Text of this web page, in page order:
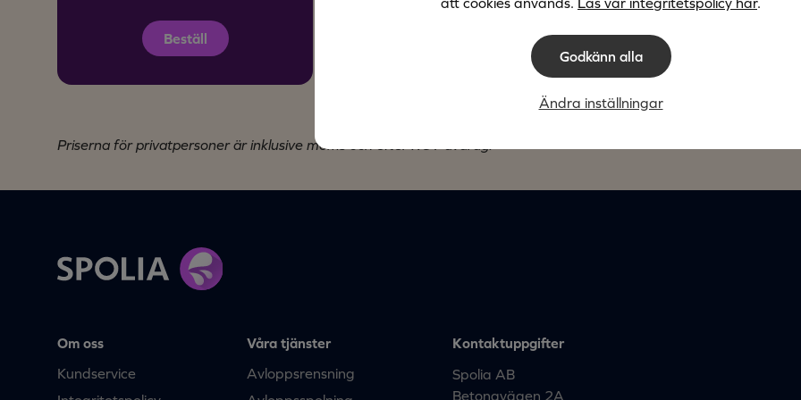
Beställ
Priserna för privatpersoner är inklusive moms och efter ROT-avdrag.
Om oss
Kundservice
Våra tjänster
Avloppsrensning
Kontaktuppgifter
Spolia AB
Betongvägen 2A
Godkänn alla
Ändra inställningar